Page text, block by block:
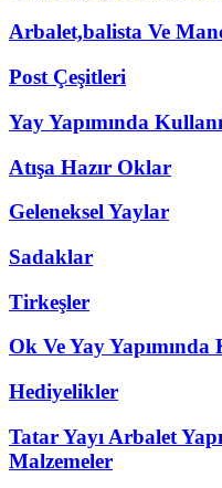
Arbalet,balista Ve
Post Çeşitleri
Yay Yapımında
Atışa Hazır Oklar
Geleneksel Yaylar
Sadaklar
Tirkeşler
Ok Ve Yay
Hediyelikler
Tatar Yayı Arbalet
Malzemeler